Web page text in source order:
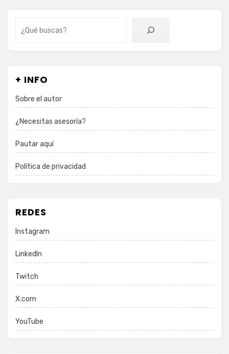
+ INFO
Sobre el autor
¿Necesitas asesoría?
Pautar aquí
Política de privacidad
REDES
Instagram
LinkedIn
Twitch
X.com
YouTube